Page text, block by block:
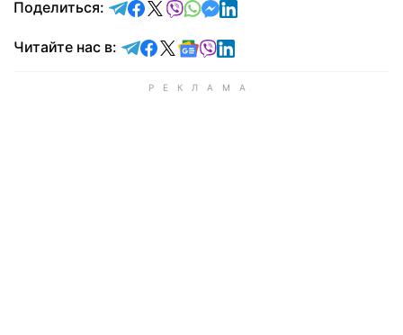
Поделиться: отправить в Telegram
поделиться в Facebook
поделиться в X
отправить в Viber
отправить в Whatsapp
отправить в Messenger
отправить в LinkedIn
Читайте нас в: Читайте в Telegram
Читайте в Facebook
Читайте в X
Читайте в Google news
Читайте в Viber
Читайте в LinkedIn